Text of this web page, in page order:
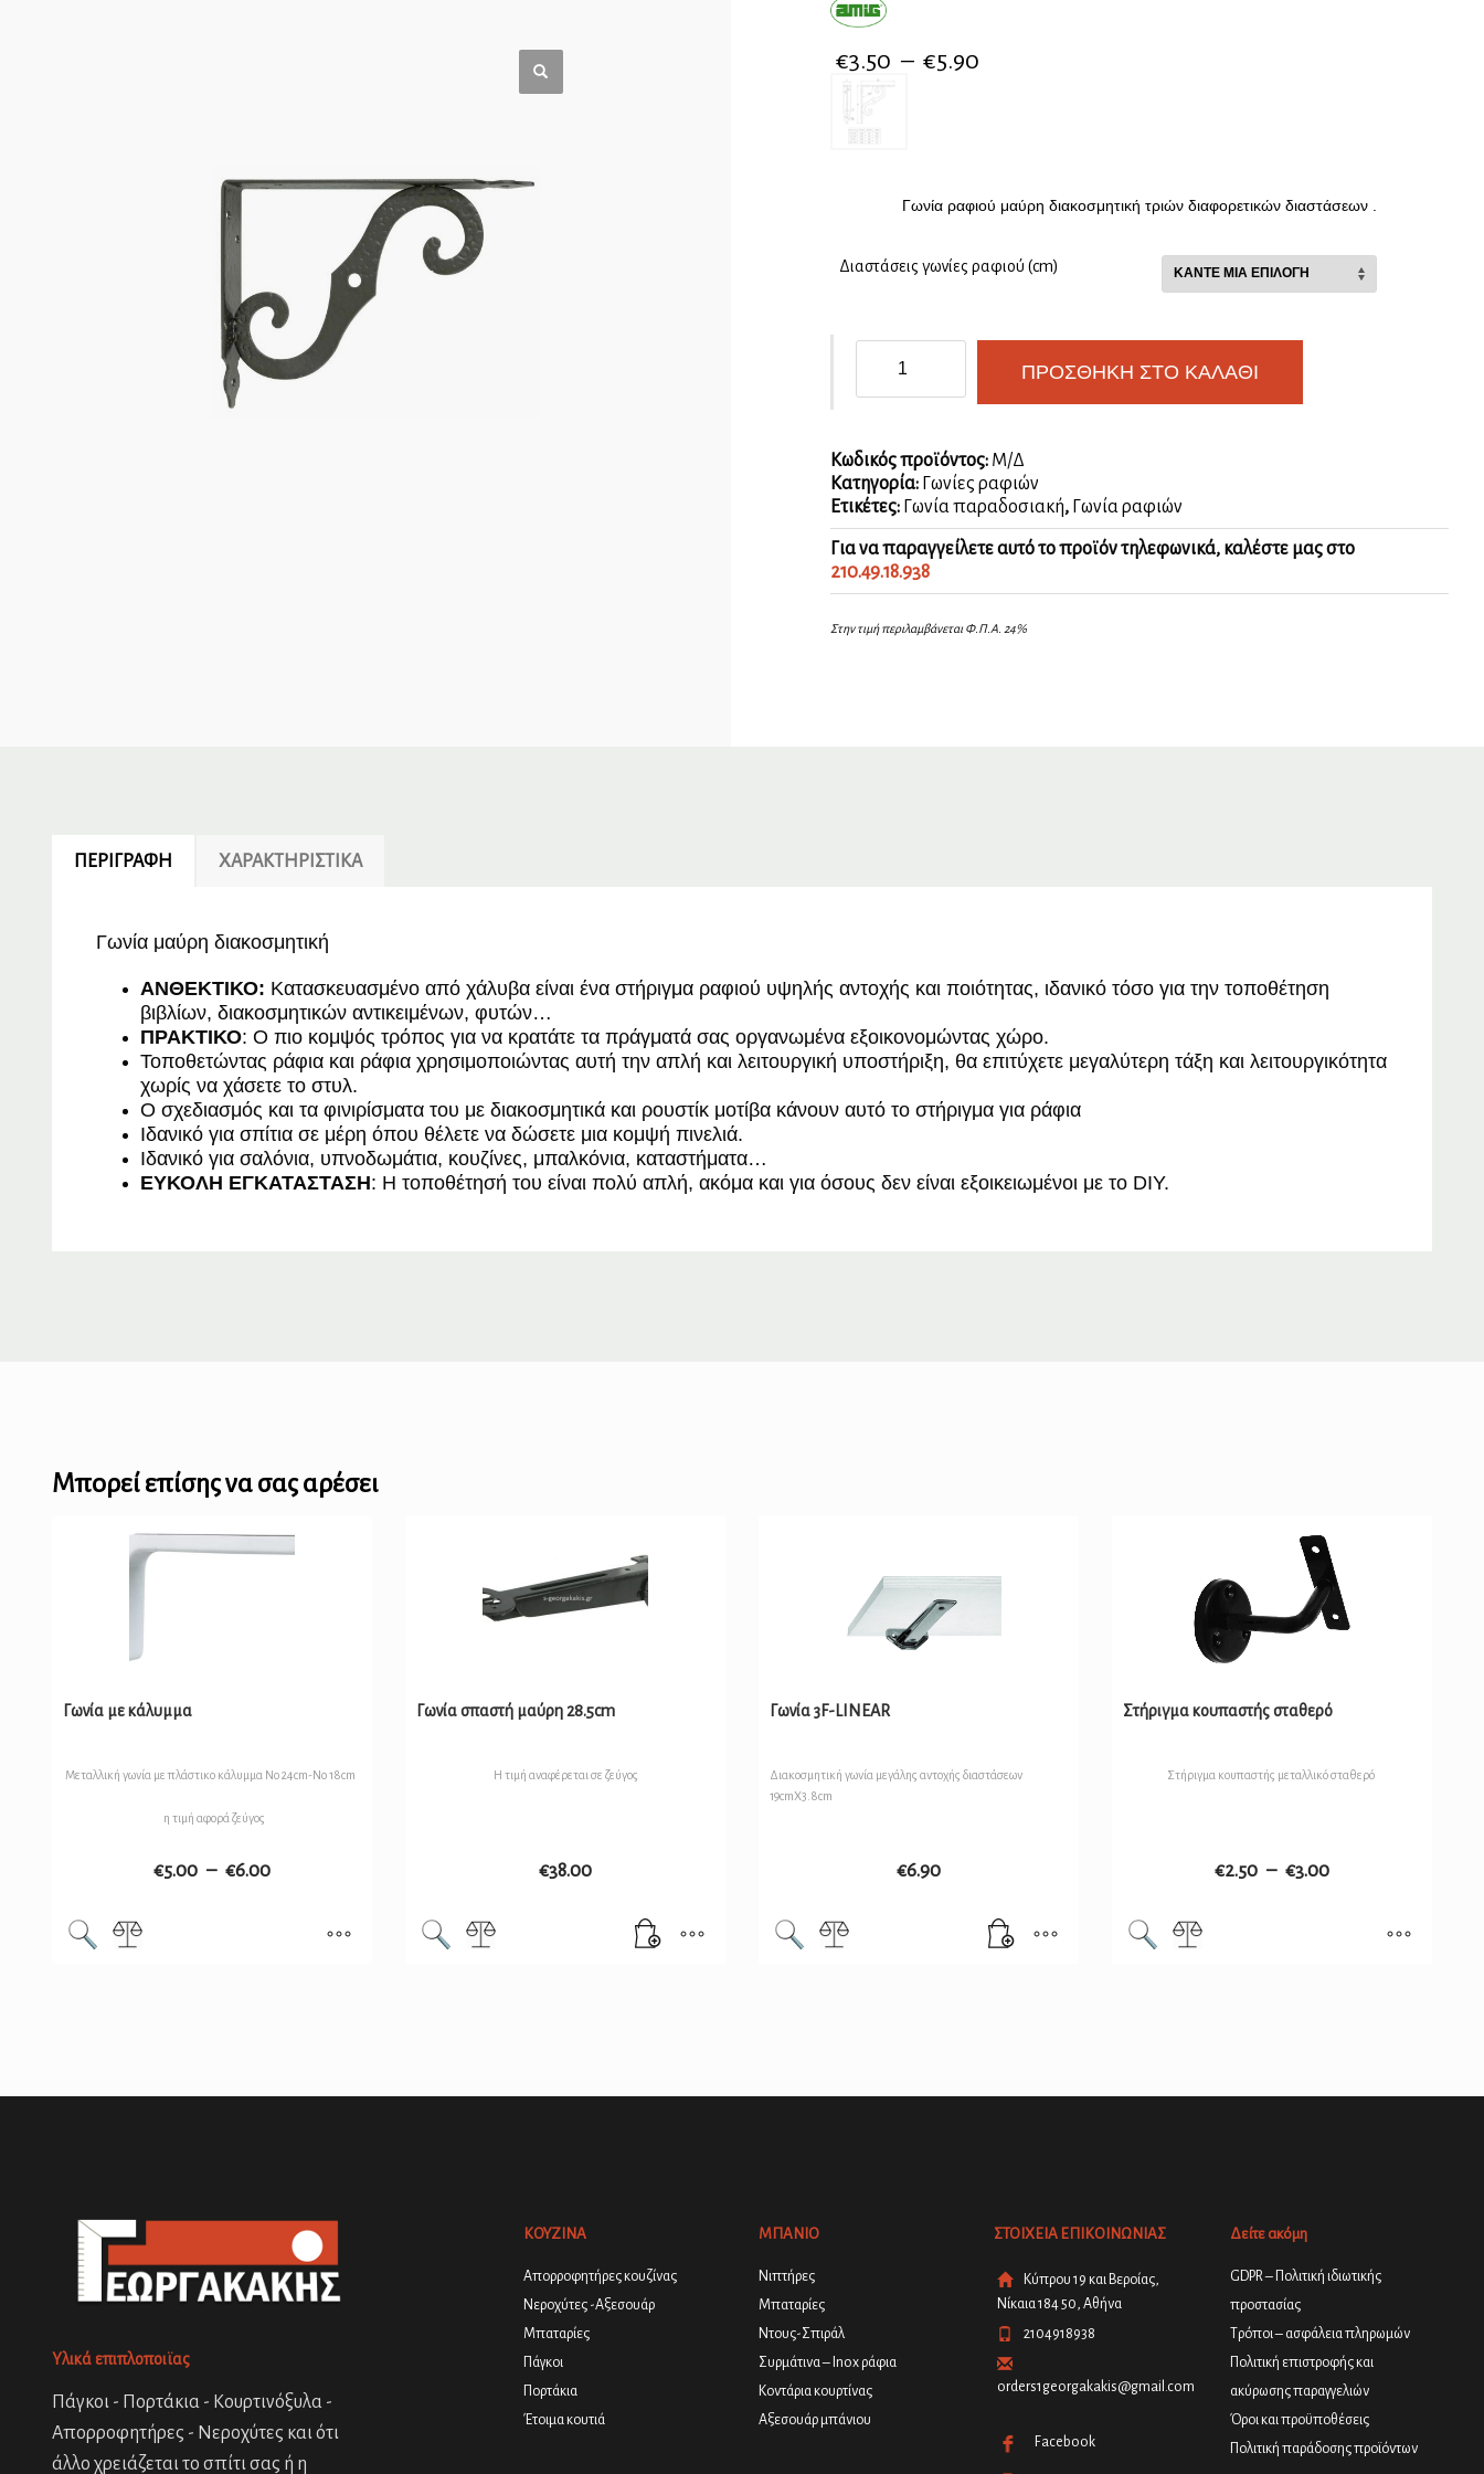
€3.50 – €5.90
Γωνία ραφιού μαύρη διακοσμητική τριών διαφορετικών διαστάσεων .
Διαστάσεις γωνίες ραφιού (cm)
μαύρη
διακοσμητική
ΠΡΟΣΘΉΚΗ ΣΤΟ ΚΑΛΆΘΙ
Κωδικός προϊόντος: Μ/Δ
Κατηγορία: Γωνίες ραφιών
Ετικέτες: Γωνία παραδοσιακή, Γωνία ραφιών
Για να παραγγείλετε αυτό το προϊόν τηλεφωνικά, καλέστε μας στο
210.49.18.938
Στην τιμή περιλαμβάνεται Φ.Π.Α. 24%
ΠΕΡΙΓΡΑΦΉ ΧΑΡΑΚΤΗΡΙΣΤΙΚΆ
Γωνία μαύρη διακοσμητική
ΑΝΘΕΚΤΙΚΟ: Κατασκευασμένο από χάλυβα είναι ένα στήριγμα ραφιού υψηλής αντοχής και ποιότητας, ιδανικό τόσο για την τοποθέτηση
βιβλίων, διακοσμητικών αντικειμένων, φυτών…
ΠΡΑΚΤΙΚΟ: Ο πιο κομψός τρόπος για να κρατάτε τα πράγματά σας οργανωμένα εξοικονομώντας χώρο.
Τοποθετώντας ράφια και ράφια χρησιμοποιώντας αυτή την απλή και λειτουργική υποστήριξη, θα επιτύχετε μεγαλύτερη τάξη και λειτουργικότητα
χωρίς να χάσετε το στυλ.
Ο σχεδιασμός και τα φινιρίσματα του με διακοσμητικά και ρουστίκ μοτίβα κάνουν αυτό το στήριγμα για ράφια
Ιδανικό για σπίτια σε μέρη όπου θέλετε να δώσετε μια κομψή πινελιά.
Ιδανικό για σαλόνια, υπνοδωμάτια, κουζίνες, μπαλκόνια, καταστήματα…
ΕΥΚΟΛΗ ΕΓΚΑΤΑΣΤΑΣΗ: Η τοποθέτησή του είναι πολύ απλή, ακόμα και για όσους δεν είναι εξοικειωμένοι με το DIY.
Μπορεί επίσης να σας αρέσει
Γωνία με κάλυμμα
Μεταλλική γωνία με πλάστικο κάλυμμα Νο 24cm-No 18cm
η τιμή αφορά ζεύγος
€5.00 – €6.00
Γωνία σπαστή μαύρη 28.5cm
Η τιμή αναφέρεται σε ζεύγος
€38.00
Γωνία 3F-LINEAR
Διακοσμητική γωνία μεγάλης αντοχής διαστάσεων
19cmX3.8cm
€6.90
Στήριγμα κουπαστής σταθερό
Στήριγμα κουπαστής μεταλλικό σταθερό
€2.50 – €3.00
Υλικά επιπλοποιϊας
Πάγκοι - Πορτάκια - Κουρτινόξυλα -
Απορροφητήρες - Νεροχύτες και ότι
άλλο χρειάζεται το σπίτι σας ή η
ΚΟΥΖΙΝΑ
Απορροφητήρες κουζίνας
Νεροχύτες -Αξεσουάρ
Μπαταρίες
Πάγκοι
Πορτάκια
Έτοιμα κουτιά
ΜΠΑΝΙΟ
Νιπτήρες
Μπαταρίες
Ντους-Σπιράλ
Συρμάτινα – Inox ράφια
Κοντάρια κουρτίνας
Αξεσουάρ μπάνιου
ΣΤΟΙΧΕΙΑ ΕΠΙΚΟΙΝΩΝΙΑΣ
Κύπρου 19 και Βεροίας,
Νίκαια 184 50, Αθήνα
2104918938
orders1georgakakis@gmail.com
Facebook
Δείτε ακόμη
GDPR – Πολιτική ιδιωτικής
προστασίας
Τρόποι – ασφάλεια πληρωμών
Πολιτική επιστροφής και
ακύρωσης παραγγελιών
Όροι και προϋποθέσεις
Πολιτική παράδοσης προϊόντων